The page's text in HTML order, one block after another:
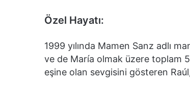
Özel Hayatı:
1999 yılında Mamen Sanz adlı
ve de María olmak üzere toplam
eşine olan sevgisini gösteren